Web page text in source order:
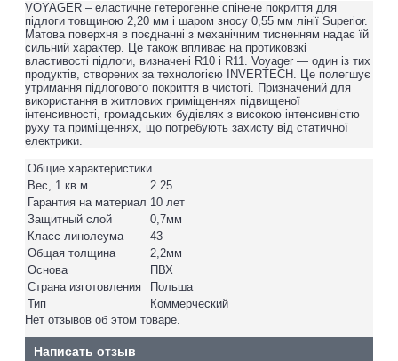
VOYAGER – еластичне гетерогенне спінене покриття для
підлоги товщиною 2,20 мм і шаром зносу 0,55 мм лінії Superior.
Матова поверхня в поєднанні з механічним тисненням надає їй
сильний характер. Це також впливає на протиковзкі
властивості підлоги, визначені R10 і R11. Voyager — один із тих
продуктів, створених за технологією INVERTECH. Це полегшує
утримання підлогового покриття в чистоті. Призначений для
використання в житлових приміщеннях підвищеної
інтенсивності, громадських будівлях з високою інтенсивністю
руху та приміщеннях, що потребують захисту від статичної
електрики.
Общие характеристики
Вес, 1 кв.м
2.25
Гарантия на материал 10 лет
Защитный слой
0,7мм
Класс линолеума
43
Общая толщина
2,2мм
Основа
ПВХ
Страна изготовления
Польша
Тип
Коммерческий
Нет отзывов об этом товаре.
Написать отзыв